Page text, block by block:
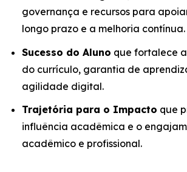
governança e recursos para
longo prazo e a melhoria contínua.
Sucesso do Aluno que fortalece
do currículo, garantia de
agilidade digital.
Trajetória para o Impacto que
influência acadêmica e o
acadêmico e profissional.